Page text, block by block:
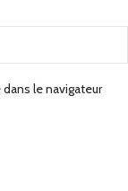
le navigateur